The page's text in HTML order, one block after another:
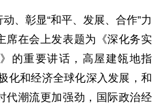
彰显“和平、发展、合作”力
席在会上发表题为《深化务实
的重要讲话，高屋建瓴地指
化和经济全球化深入发展，和
代潮流更加强劲，国际政治经